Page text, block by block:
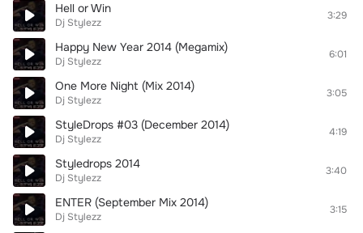
Hell or Win
Dj Stylezz
3:29
Happy New Year 2014 (Megamix)
Dj Stylezz
6:01
One More Night (Mix 2014)
Dj Stylezz
3:05
StyleDrops #03 (December 2014)
Dj Stylezz
4:19
Styledrops 2014
Dj Stylezz
3:40
ENTER (September Mix 2014)
Dj Stylezz
3:15